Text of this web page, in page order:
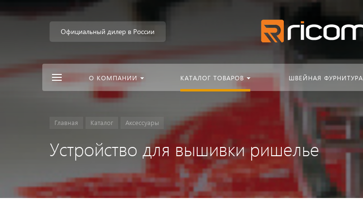
Официальный дилер в России
О КОМПАНИИ КАТАЛОГ ТОВАРОВ ШВЕЙНАЯ ФУРНИТУРА
Главная Каталог Аксессуары
Устройство для вышивки ришелье